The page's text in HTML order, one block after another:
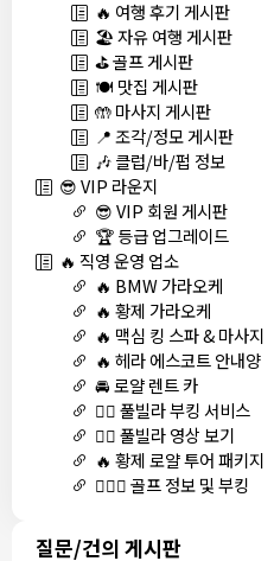
🔥 여행 후기 게시판
🏖️ 자유 여행 게시판
⛳ 골프 게시판
🍽️ 맛집 게시판
🤲 마사지 게시판
📍 조각/정모 게시판
🎶 클럽/바/펍 정보
😎 VIP 라운지
😎 VIP 회원 게시판
🏆 등급 업그레이드
🔥 직영 운영 업소
🔥 BMW 가라오케
🔥 황제 가라오케
🔥 맥심 킹 스파 & 마사지
🔥 헤라 에스코트 안내양
🚘 로얄 렌트 카
🏊‍♀️ 풀빌라 부킹 서비스
🏊‍♀️ 풀빌라 영상 보기
🔥 황제 로얄 투어 패키지
🏌🏻‍♂️ 골프 정보 및 부킹
질문/건의 게시판